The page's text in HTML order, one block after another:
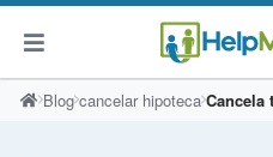
SaltarBlog cancelar hipoteca